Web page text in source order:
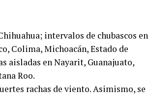
intervalos de chubascos en
Colima, Michoacán, Estado de
aisladas en Nayarit, Guanajuato,
Roo.
rachas de viento. Asimismo, se